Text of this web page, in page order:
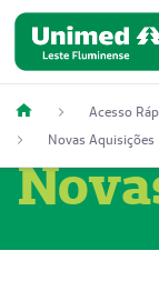
Acesso
Novas Aquisições